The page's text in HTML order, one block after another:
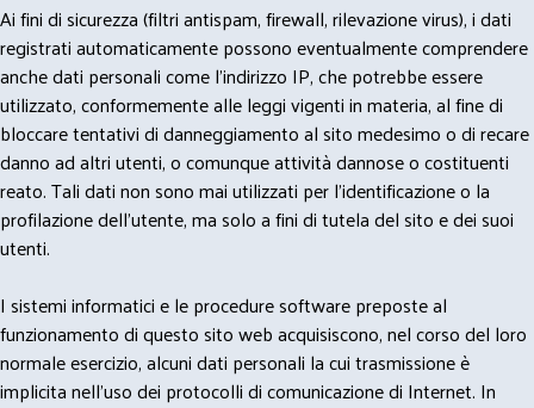
Ai fini di sicurezza (filtri antispam, firewall, rilevazione virus), i dati
registrati automaticamente possono eventualmente comprendere
anche dati personali come l'indirizzo IP, che potrebbe essere
utilizzato, conformemente alle leggi vigenti in materia, al fine di
bloccare tentativi di danneggiamento al sito medesimo o di recare
danno ad altri utenti, o comunque attività dannose o costituenti
reato. Tali dati non sono mai utilizzati per l'identificazione o la
profilazione dell'utente, ma solo a fini di tutela del sito e dei suoi
utenti.
I sistemi informatici e le procedure software preposte al
funzionamento di questo sito web acquisiscono, nel corso del loro
normale esercizio, alcuni dati personali la cui trasmissione è
implicita nell'uso dei protocolli di comunicazione di Internet. In